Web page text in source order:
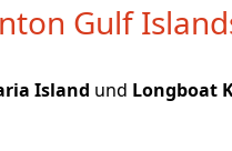
Gulf
Island und Longboat